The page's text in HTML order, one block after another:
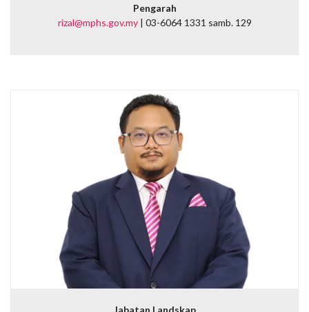
Pengarah
rizal@mphs.gov.my| 03-6064 1331 samb. 129
Jabatan Landskap